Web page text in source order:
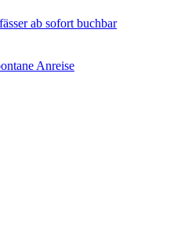
ab sofort buchbar
Anreise